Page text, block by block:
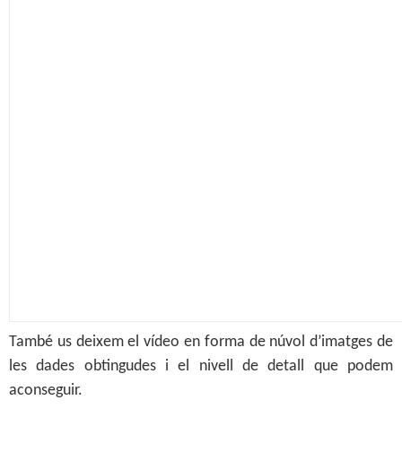
També us deixem el vídeo en forma de núvol d’imatges de
les dades obtingudes i el nivell de detall que podem
aconseguir.